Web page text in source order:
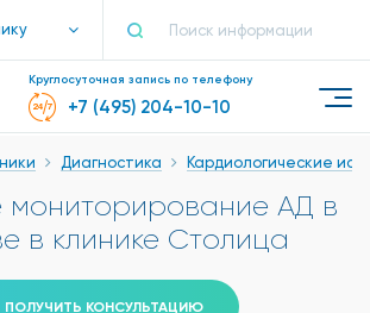
Круглосуточная запись по телефону
+7 (495) 204-10-10
Диагностика Кардиологические
мониторирование АД в
в клинике Столица
ПОЛУЧИТЬ КОНСУЛЬТАЦИЮ